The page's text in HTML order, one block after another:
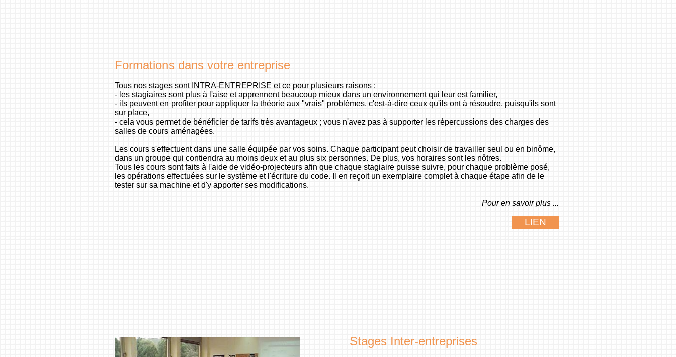
Formations dans votre entreprise
Tous nos stages sont INTRA-ENTREPRISE et ce pour plusieurs raisons :
- les stagiaires sont plus à l'aise et apprennent beaucoup mieux dans un environnement qui leur est familier,
- ils peuvent en profiter pour appliquer la théorie aux "vrais" problèmes, c'est-à-dire ceux qu'ils ont à résoudre, puisqu'ils sont
sur place,
- cela vous permet de bénéficier de tarifs très avantageux ; vous n'avez pas à supporter les répercussions des charges des
salles de cours aménagées.
Les cours s'effectuent dans une salle équipée par vos soins. Chaque participant peut choisir de travailler seul ou en binôme,
dans un groupe qui contiendra au moins deux et au plus six personnes. De plus, vos horaires sont les nôtres.
Tous les cours sont faits à l'aide de vidéo-projecteurs afin que chaque stagiaire puisse suivre, pour chaque problème posé,
les opérations effectuées sur le système et l'écriture du code. Il en reçoit un exemplaire complet à chaque étape afin de le
tester sur sa machine et d'y apporter ses modifications.
Pour en savoir plus ...
LIEN
Stages Inter-entreprises